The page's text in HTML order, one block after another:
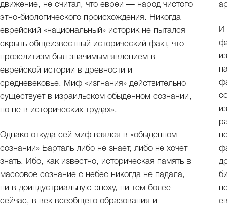
движение, не считал, что евреи — народ чистого
этно-биологического происхождения. Никогда
еврейский «национальный» историк не пытался
скрыть общеизвестный исторический факт, что
прозелитизм был значимым явлением в
еврейской истории в древности и
средневековье. Миф «изгнания» действительно
существует в израильском обыденном сознании,
но не в исторических трудах».
Однако откуда сей миф взялся в «обыденном
сознании» Барталь либо не знает, либо не хочет
знать. Ибо, как известно, историческая память в
массовое сознание с небес никогда не падала,
ни в доиндустриальную эпоху, ни тем более
сейчас, в век всеобщего образования и
И